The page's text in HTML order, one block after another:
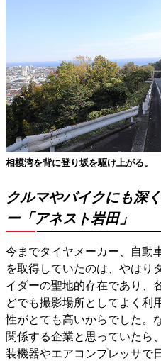
相模湾を背に登り坂を駆け上がる。
クルマやバイクにも深
ー「アネスト岩田」
今までタイヤメーカー、自動
を取得していたのは、やはり
イダーの聖地的存在であり、
どでも撮影場所としてよく利
性がとても高いからでした。
関係する企業と思っていたら
装機器やエアコンプレッサで